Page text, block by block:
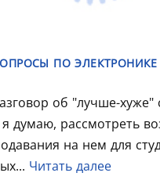
ПО ЭЛЕКТРОНИКЕ
об "лучше-хуже"
думаю, рассмотреть
на нем для
Читать далее